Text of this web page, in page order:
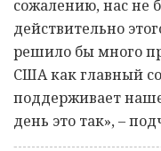
сожалению, нас не
действительно
решило бы много
США как главный
поддерживает
день это так», –